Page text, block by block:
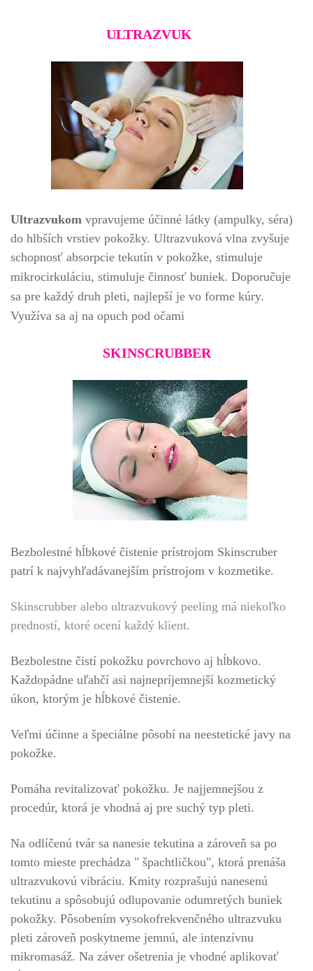
ULTRAZVUK
Ultrazvukom vpravujeme účinné látky (ampulky, séra)
do hlbších vrstiev pokožky. Ultrazvuková vlna zvyšuje
schopnosť absorpcie tekutín v pokožke, stimuluje
mikrocirkuláciu, stimuluje činnosť buniek. Doporučuje
sa pre každý druh pleti, najlepší je vo forme kúry.
Využíva sa aj na opuch pod očami
SKINSCRUBBER
Bezbolestné hĺbkové čistenie prístrojom Skinscruber
patrí k najvyhľadávanejším prístrojom v kozmetike.
Skinscrubber alebo ultrazvukový peeling má niekoľko
predností, ktoré ocení každý klient.
Bezbolestne čistí pokožku povrchovo aj hĺbkovo.
Každopádne uľahčí asi najnepríjemnejší kozmetický
úkon, ktorým je hĺbkové čistenie.
Veľmi účinne a špeciálne pôsobí na neestetické javy na
pokožke.
Pomáha revitalizovať pokožku. Je najjemnejšou z
procedúr, ktorá je vhodná aj pre suchý typ pleti.
Na odlíčenú tvár sa nanesie tekutina a zároveň sa po
tomto mieste prechádza " špachtličkou", ktorá prenáša
ultrazvukovú vibráciu. Kmity rozprašujú nanesenú
tekutinu a spôsobujú odlupovanie odumretých buniek
pokožky. Pôsobením vysokofrekvenčného ultrazvuku
pleti zároveň poskytneme jemnú, ale intenzívnu
mikromasáž. Na záver ošetrenia je vhodné aplikovať